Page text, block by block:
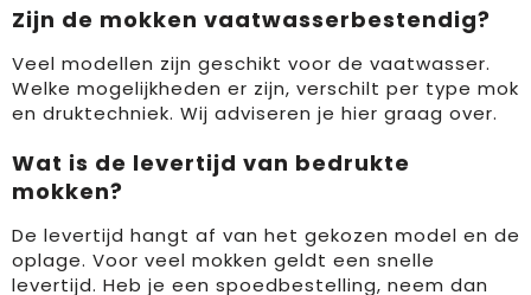
Zijn de mokken vaatwasserbestendig?
Veel modellen zijn geschikt voor de vaatwasser.
Welke mogelijkheden er zijn, verschilt per type mok
en druktechniek. Wij adviseren je hier graag over.
Wat is de levertijd van bedrukte
mokken?
De levertijd hangt af van het gekozen model en de
oplage. Voor veel mokken geldt een snelle
levertijd. Heb je een spoedbestelling, neem dan